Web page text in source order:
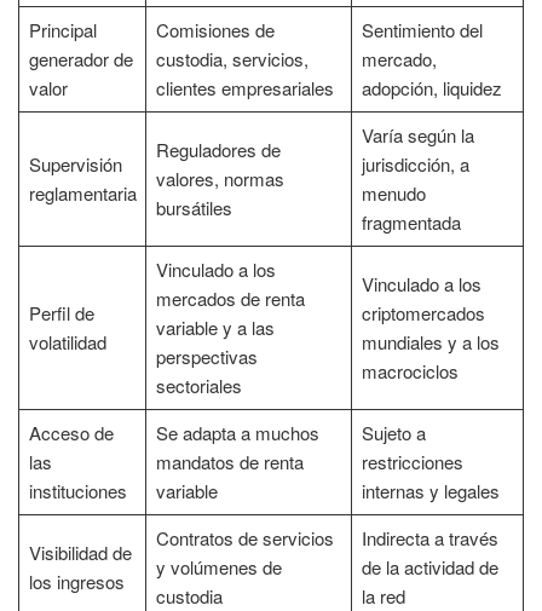
Principal
generador de
valor
Comisiones de
custodia, servicios,
clientes empresariales
Sentimiento del
mercado,
adopción, liquidez
Supervisión
reglamentaria
Reguladores de
valores, normas
bursátiles
Varía según la
jurisdicción, a
menudo
fragmentada
Perfil de
volatilidad
Vinculado a los
mercados de renta
variable y a las
perspectivas
sectoriales
Vinculado a los
criptomercados
mundiales y a los
macrociclos
Acceso de
las
instituciones
Se adapta a muchos
mandatos de renta
variable
Sujeto a
restricciones
internas y legales
Visibilidad de
los ingresos
Contratos de servicios
y volúmenes de
custodia
Indirecta a través
de la actividad de
la red